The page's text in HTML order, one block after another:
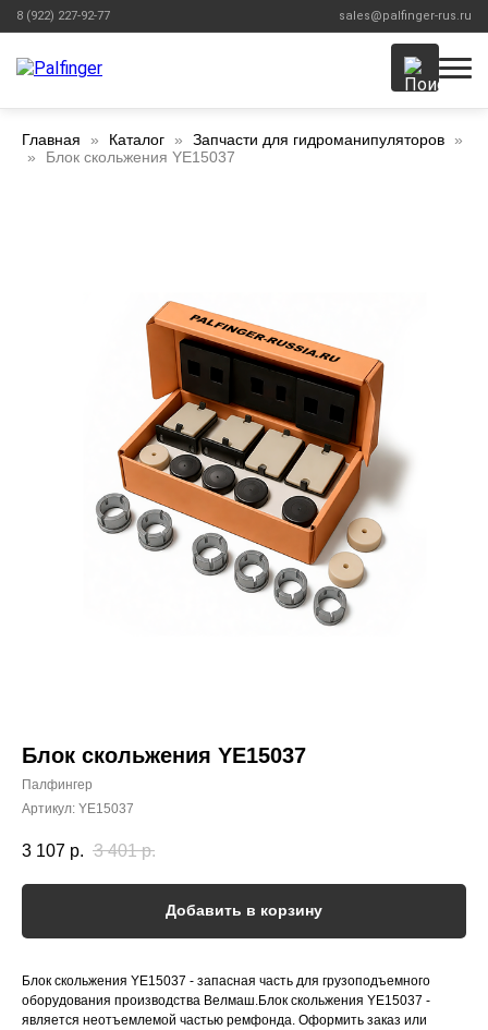
8 (922) 227-92-77 sales@palfinger-rus.ru
Главная Каталог
Запчасти для гидроманипуляторов
Блок скольжения YE15037
Блок скольжения YE15037
Палфингер
Артикул: YE15037
3 107 р. 3 401 р.
Добавить в корзину
Блок скольжения YE15037 - запасная часть для грузоподъемного
оборудования производства Велмаш.Блок скольжения YE15037 -
является неотъемлемой частью ремфонда. Оформить заказ или